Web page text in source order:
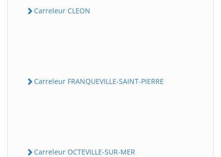
Carreleur CLEON
Carreleur FRANQUEVILLE-SAINT-PIERRE
Carreleur OCTEVILLE-SUR-MER